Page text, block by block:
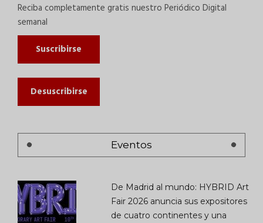
Reciba completamente gratis nuestro Periódico Digital
semanal
Suscribirse
Desuscribirse
Eventos
De Madrid al mundo: HYBRID Art
Fair 2026 anuncia sus expositores
de cuatro continentes y una